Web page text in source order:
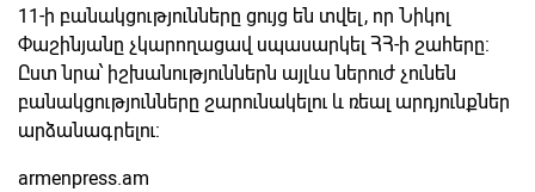
11-ի բանակցությունները ցույց են տվել, որ Նիկոլ
Փաշինյանը չկարողացավ սպասարկել ՀՀ-ի շահերը:
Ըստ նրա՝ իշխանություններն այլևս ներուժ չունեն
բանակցությունները շարունակելու և ռեալ արդյունքներ
արձանագրելու:
armenpress.am